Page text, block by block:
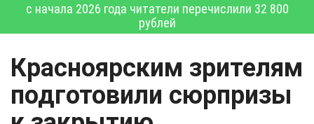
с начала 2026 года читатели перечислили 32 800
рублей
Красноярским зрителям
подготовили сюрпризы